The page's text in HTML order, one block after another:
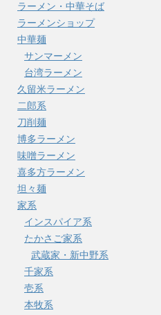
ラーメン・中華そば
ラーメンショップ
中華麺
サンマーメン
台湾ラーメン
久留米ラーメン
二郎系
刀削麺
博多ラーメン
味噌ラーメン
喜多方ラーメン
坦々麺
家系
インスパイア系
たかさご家系
武蔵家・新中野系
千家系
壱系
本牧系